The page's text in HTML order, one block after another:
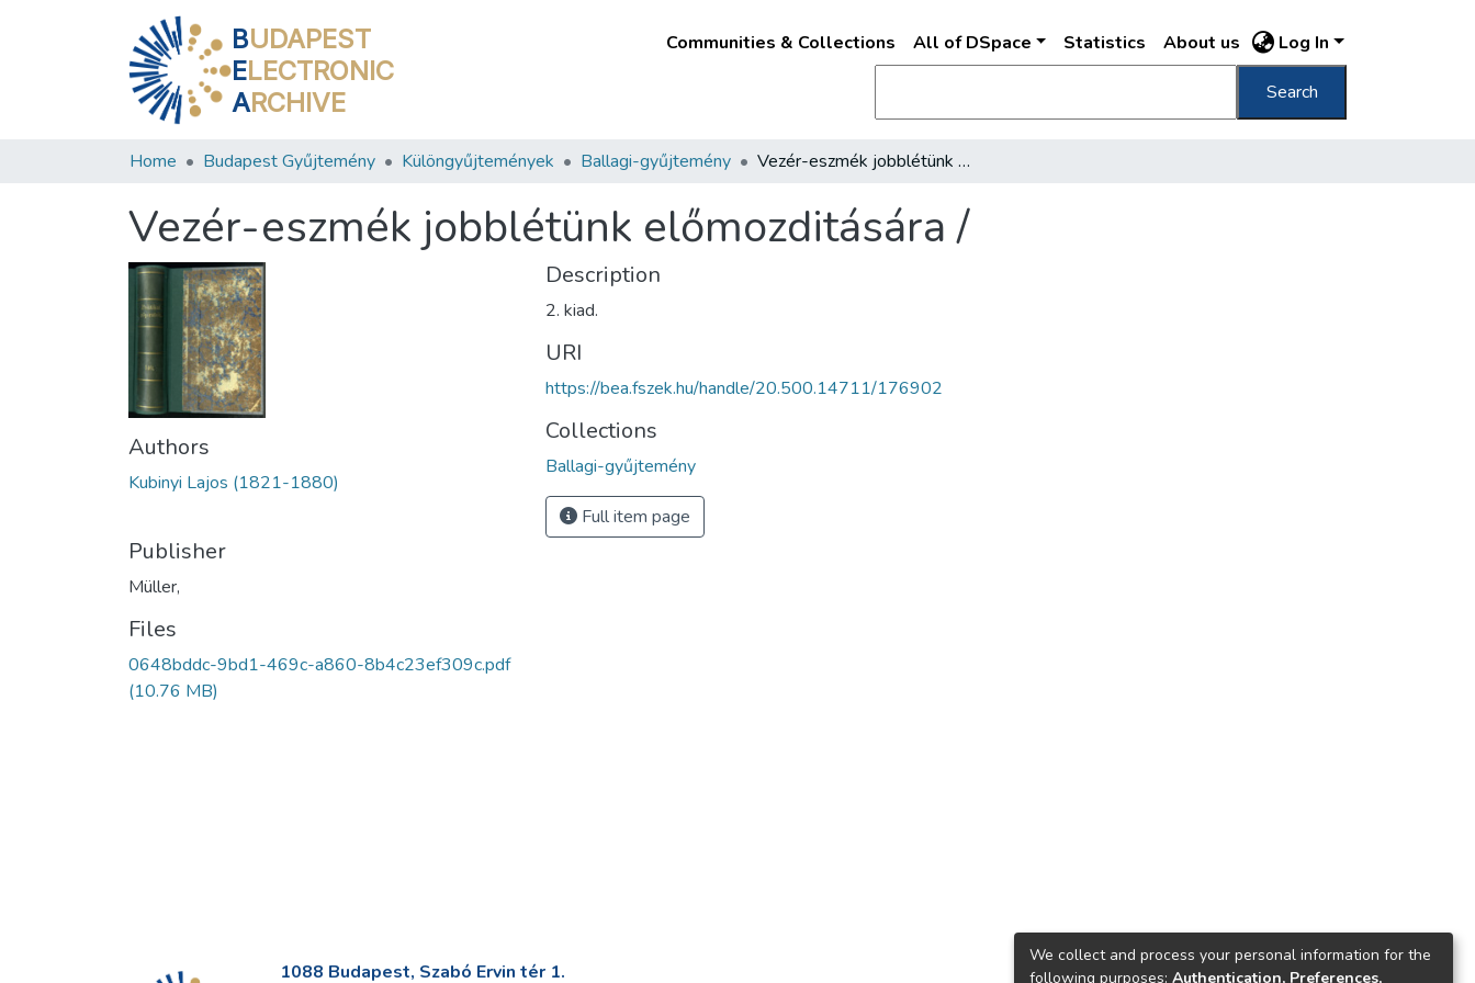
BUDAPEST
ELECTRONIC
ARCHIVE
Communities & Collections All of DSpace Statistics About us Log In
Search
Home Budapest Gyűjtemény Különgyűjtemények Ballagi-gyűjtemény Vezér-eszmék jobblétünk előmozditására /
Vezér-eszmék jobblétünk előmozditására /
Authors
Kubinyi Lajos (1821-1880)
Publisher
Müller,
Files
0648bddc-9bd1-469c-a860-8b4c23ef309c.pdf
(10.76 MB)
Description
2. kiad.
URI
https://bea.fszek.hu/handle/20.500.14711/176902
Collections
Ballagi-gyűjtemény
Full item page
1088 Budapest, Szabó Ervin tér 1.
We collect and process your personal information for the
following purposes: Authentication, Preferences,